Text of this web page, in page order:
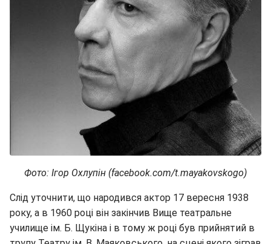
Фото: Ігор Охлупін (facebook.com/t.mayakovskogo)
Слід уточнити, що народився актор 17 вересня 1938
року, а в 1960 році він закінчив Вище театральне
училище ім. Б. Щукіна і в тому ж році був прийнятий в